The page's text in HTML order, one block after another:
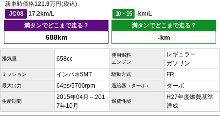
新車時価格121.9万円(税込)
JC08
17.2km/L 10・15
-km/L
満タンでどこまで走る？
688km
満タンでどこまで走る？
-km
排気量 658cc
使用燃料
エンジン
レギュラー
ガソリン
ミッション インパネ5MT 駆動方式 FR
最大出力 64ps/5700rpm 過給器（ターボ） ターボ
生産期間
2015年04月～201
7年10月
燃費性能
H27年度燃費基準
達成